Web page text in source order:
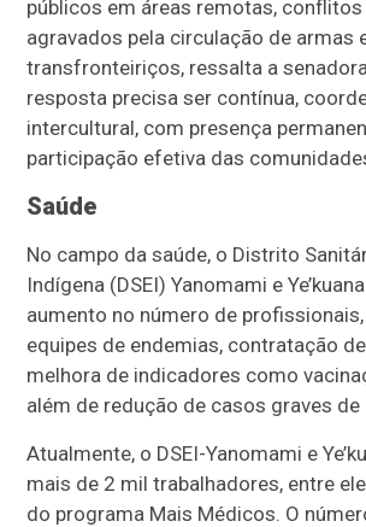
públicos em áreas remotas,
agravados pela circulação de armas
transfronteiriços, ressalta a
resposta precisa ser contínua,
intercultural, com presença
participação efetiva das
Saúde
No campo da saúde, o Distrito
Indígena (DSEI) Yanomami e
aumento no número de
equipes de endemias, contratação
melhora de indicadores como
além de redução de casos graves
Atualmente, o DSEI-Yanomami e
mais de 2 mil trabalhadores, entre
do programa Mais Médicos. O